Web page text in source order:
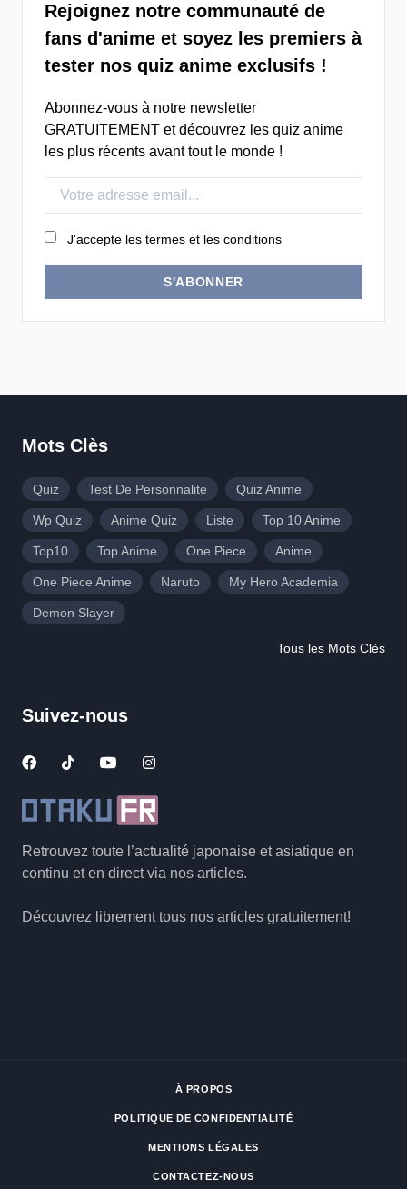
Rejoignez notre communauté de
fans d'anime et soyez les premiers à
tester nos quiz anime exclusifs !
Abonnez-vous à notre newsletter
GRATUITEMENT et découvrez les quiz anime
les plus récents avant tout le monde !
J'accepte les termes et les conditions
S'ABONNER
Retrouvez toute l’actualité japonaise et asiatique en
continu et en direct via nos articles.
Découvrez librement tous nos articles gratuitement!
Mots Clès
Quiz Test De Personnalite Quiz Anime
Wp Quiz Anime Quiz Liste Top 10 Anime
Top10 Top Anime One Piece Anime
One Piece Anime Naruto My Hero Academia
Demon Slayer
Tous les Mots Clès
Suivez-nous
À PROPOS
POLITIQUE DE CONFIDENTIALITÉ
MENTIONS LÉGALES
CONTACTEZ-NOUS